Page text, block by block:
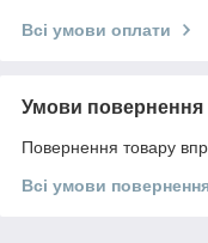
Всі умови оплати
Умови повернення
Повернення товару
Всі умови повернення